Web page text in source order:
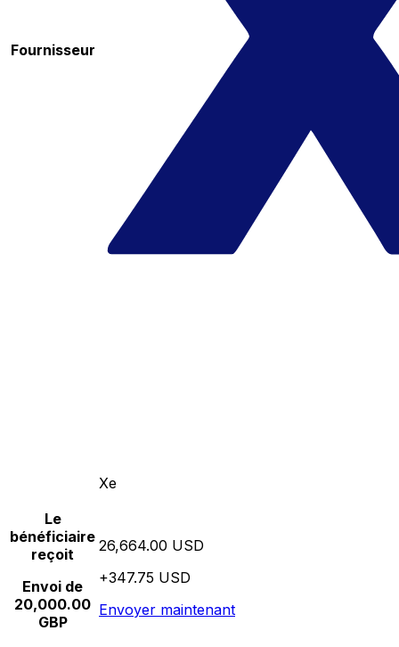
Fournisseur
Xe
Le
bénéficiaire
reçoit
Envoi de
20,000.00
GBP
26,664.00 USD
+347.75 USD
Envoyer maintenant